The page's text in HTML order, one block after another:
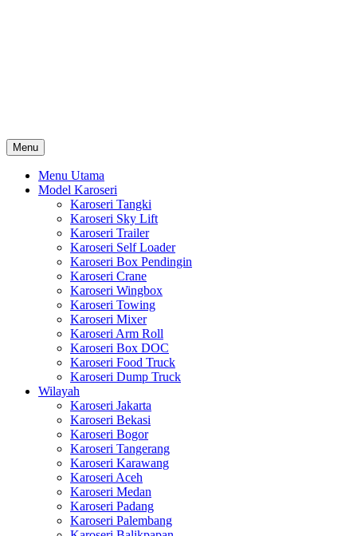
Menu
Menu Utama
Model Karoseri
Karoseri Tangki
Karoseri Sky Lift
Karoseri Trailer
Karoseri Self Loader
Karoseri Box Pendingin
Karoseri Crane
Karoseri Wingbox
Karoseri Towing
Karoseri Mixer
Karoseri Arm Roll
Karoseri Box DOC
Karoseri Food Truck
Karoseri Dump Truck
Wilayah
Karoseri Jakarta
Karoseri Bekasi
Karoseri Bogor
Karoseri Tangerang
Karoseri Karawang
Karoseri Aceh
Karoseri Medan
Karoseri Padang
Karoseri Palembang